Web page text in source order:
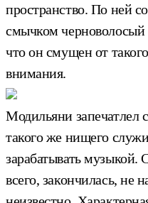
пространство. По ней
смычком
что он смущен от
внимания.
Модильяни запечатлел
такого же нищего
зарабатывать музыкой.
всего, закончилась, не